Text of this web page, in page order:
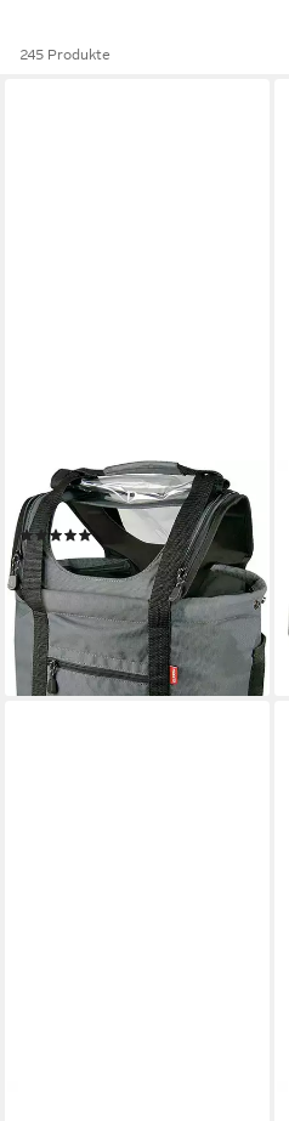
245 Produkte
KLICKFIX
Shopper
(5)
ab 83,09 €
lieferbar - in 2-3 Werktagen bei dir